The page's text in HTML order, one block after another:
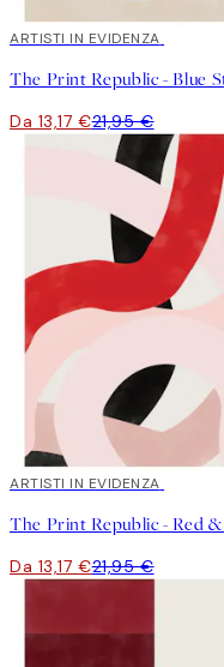
40%*
ARTISTI IN EVIDENZA
Da 13,17 €21,95 €
40%*
ARTISTI IN EVIDENZA
Da 13,17 €21,95 €